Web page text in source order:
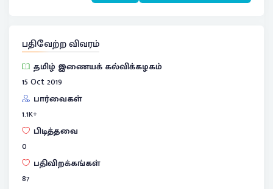
பதிவேற்ற விவரம்
தமிழ் இணையக் கல்விக்கழகம்
15 Oct 2019
பார்வைகள்
1.1K+
பிடித்தவை
0
பதிவிறக்கங்கள்
87